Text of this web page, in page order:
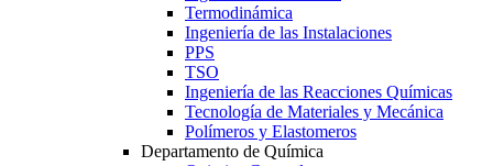
Termodinámica
Ingeniería de las Instalaciones
PPS
TSO
Ingeniería de las Reacciones Químicas
Tecnología de Materiales y Mecánica
Polímeros y Elastomeros
Departamento de Química